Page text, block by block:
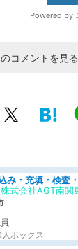
コメントを見る
ボックス